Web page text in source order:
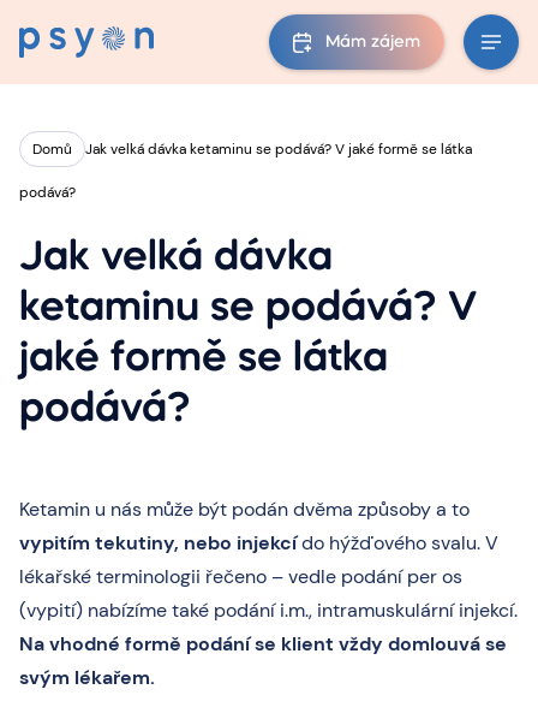
Mám zájem
Domů Jak velká dávka ketaminu se podává? V jaké formě se látka
podává?
Jak velká dávka
ketaminu se podává? V
jaké formě se látka
podává?
Ketamin u nás může být podán dvěma způsoby a to
vypitím tekutiny, nebo injekcído hýžďového svalu. V
lékařské terminologii řečeno – vedle podání per os
(vypití) nabízíme také podání i.m., intramuskulární injekcí.
Na vhodné formě podání se klient vždy domlouvá se
svým lékařem.